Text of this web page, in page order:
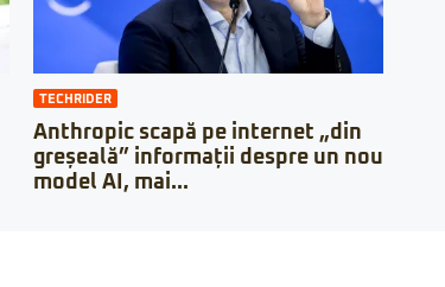
TECHRIDER
Anthropic scapă pe internet „din
greșeală” informații despre un nou
model AI, mai...